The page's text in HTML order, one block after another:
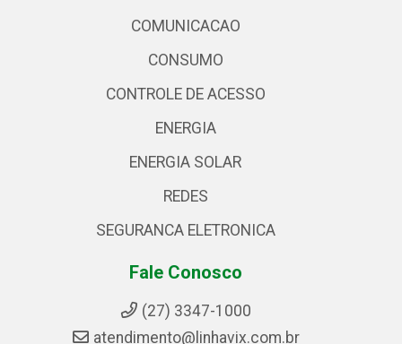
COMUNICACAO
CONSUMO
CONTROLE DE ACESSO
ENERGIA
ENERGIA SOLAR
REDES
SEGURANCA ELETRONICA
Fale Conosco
(27) 3347-1000
atendimento@linhavix.com.br